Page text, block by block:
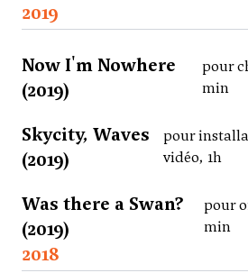
2019
Now I'm Nowhere
(2019)
pour
min
Skycity, Waves
(2019)
pour
vidéo, 1h
Was there a Swan?
(2019)
pour
min
2018